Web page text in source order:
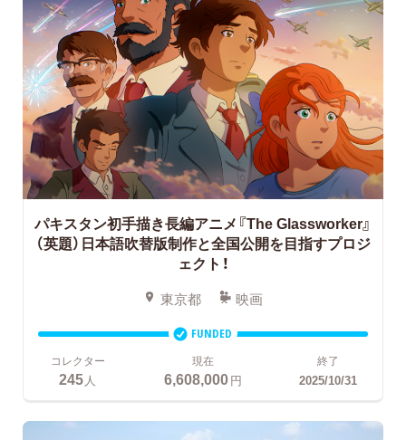
パキスタン初手描き長編アニメ『The Glassworker』
（英題）日本語吹替版制作と全国公開を目指すプロジ
ェクト！
東京都 映画
FUNDED
コレクター
245 人
現在
6,608,000円
終了
2025/10/31